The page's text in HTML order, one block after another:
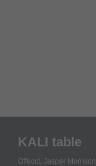
KALI table
Offecct, Jasper Morrison